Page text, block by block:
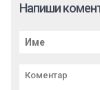
Напиши